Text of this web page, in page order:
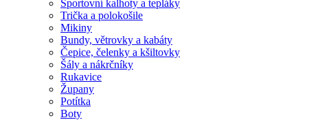
Sportovní kalhoty a tepláky
Trička a polokošile
Mikiny
Bundy, větrovky a kabáty
Čepice, čelenky a kšiltovky
Šály a nákrčníky
Rukavice
Župany
Potítka
Boty